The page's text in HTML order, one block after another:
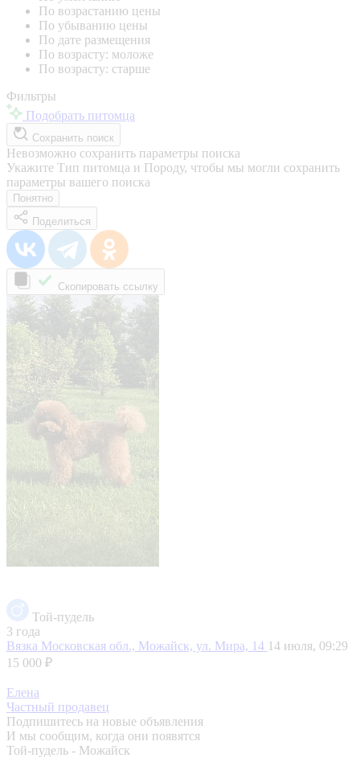
По возрастанию цены
По убыванию цены
По дате размещения
По возрасту: моложе
По возрасту: старше
Фильтры
Подобрать питомца
Сохранить поиск
Невозможно сохранить параметры поиска
Укажите Тип питомца и Породу, чтобы мы могли сохранить
параметры вашего поиска
Понятно
Поделиться
Скопировать ссылку
Той-пудель
3 года
Вязка Московская обл., Можайск, ул. Мира, 14 14 июля, 09:29
15 000 ₽
Елена
Частный продавец
Подпишитесь на новые объявления
И мы сообщим, когда они появятся
Той-пудель - Можайск